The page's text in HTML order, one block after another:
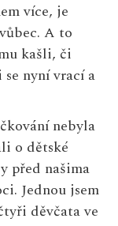
více, je
A to
kašli, či
nyní vrací a
nebyla
o dětské
před našima
Jednou jsem
děvčata ve